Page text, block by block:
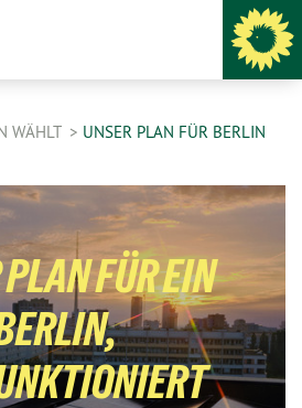
WÄHLT UNSER PLAN FÜR BERLIN
FÜR EIN